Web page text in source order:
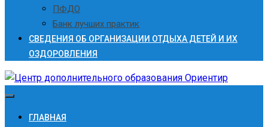
ПФДО
Банк лучших практик
СВЕДЕНИЯ ОБ ОРГАНИЗАЦИИ ОТДЫХА ДЕТЕЙ И ИХ
ОЗДОРОВЛЕНИЯ
ГЛАВНАЯ